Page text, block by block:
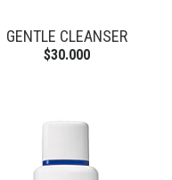
GENTLE CLEANSER
$30.000